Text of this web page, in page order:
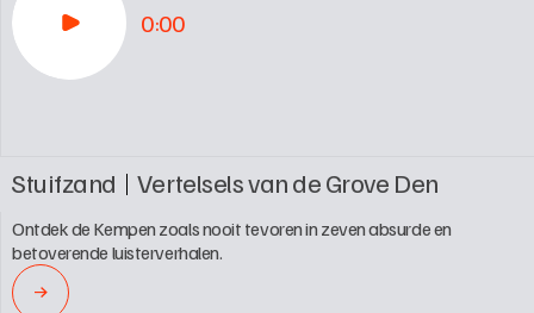
0:00
Stuifzand Vertelsels van de Grove Den
Ontdek de Kempen zoals nooit tevoren in zeven absurde en
betoverende luisterverhalen.
→